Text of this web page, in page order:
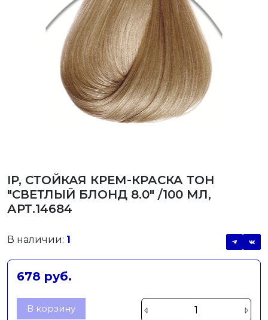
IP, СТОЙКАЯ КРЕМ-КРАСКА ТОН
"СВЕТЛЫЙ БЛОНД 8.0" /100 МЛ,
АРТ.14684
В наличии: 1
678 руб.
В корзину